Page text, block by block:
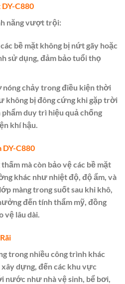
C880
năng vượt trội:
bề mặt không bị nứt gãy hoặc
sử dụng, đảm bảo tuổi thọ
nóng chảy trong điều kiện thời
không bị đông cứng khi gặp trời
duy trì hiệu quả chống
khí hậu.
C880
mà còn bảo vệ các bề mặt
khác như nhiệt độ, độ ẩm, và
màng trong suốt sau khi khô,
đến tính thẩm mỹ, đồng
vệ lâu dài.
trong nhiều công trình khác
dựng, đến các khu vực
như nhà vệ sinh, bể bơi,